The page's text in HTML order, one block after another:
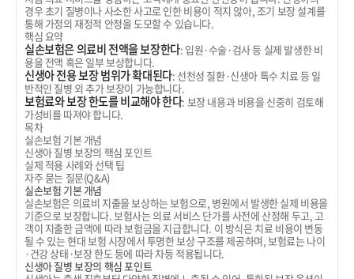
경우 초기 질병이나 사소한 사고로 인한 비용이 적지 않아, 조기 보장 설계를
통해 가정의 재정적 안정을 도모할 수 있습니다.
핵심 요약
실손보험은 의료비 전액을 보장한다: 입원·수술·검사 등 실제 발생한 비
용을 전액 혹은 일부 보상합니다.
신생아 전용 보장 범위가 확대된다: 선천성 질환·신생아 특수 치료 등 일
반적인 질병 외 추가 보장이 가능합니다.
보험료와 보장 한도를 비교해야 한다: 보장 내용과 비용을 신중히 검토해
가성비를 따져야 합니다.
목차
실손보험 기본 개념
신생아 질병 보장의 핵심 포인트
실제 적용 사례와 선택 팁
자주 묻는 질문(Q&A)
실손보험 기본 개념
실손보험은 의료비 지출을 보상하는 보험으로, 병원에서 발생한 실제 비용을
기준으로 보장합니다. 보험사는 의료 서비스 단가를 사전에 산정해 두고, 고
객이 지출한 금액에 따라 보험금을 지급합니다. 이 방식은 치료 비용이 변동
될 수 있는 현대 보험 시장에서 투명한 보상 구조를 제공하며, 보험료는 나이
·건강 상태·보장 한도 등에 따라 차등 적용됩니다.
신생아 질병 보장의 핵심 포인트